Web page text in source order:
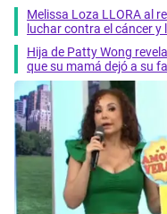
Melissa Loza LLORA al
luchar contra el cáncer y
Hija de Patty Wong
que su mamá dejó a su